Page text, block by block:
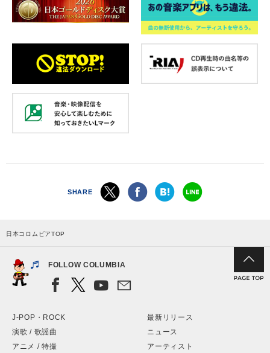
SHARE
日本コロムビアTOP
FOLLOW COLUMBIA
J-POP・ROCK
演歌 / 歌謡曲
アニメ / 特撮
最新リリース
ニュース
アーティスト